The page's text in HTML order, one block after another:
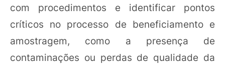
com procedimentos e identificar pontos
críticos no processo de beneficiamento e
amostragem, como a presença de
contaminações ou perdas de qualidade da